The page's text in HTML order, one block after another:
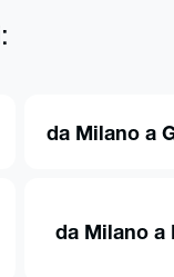
da Milano a
da Milano a